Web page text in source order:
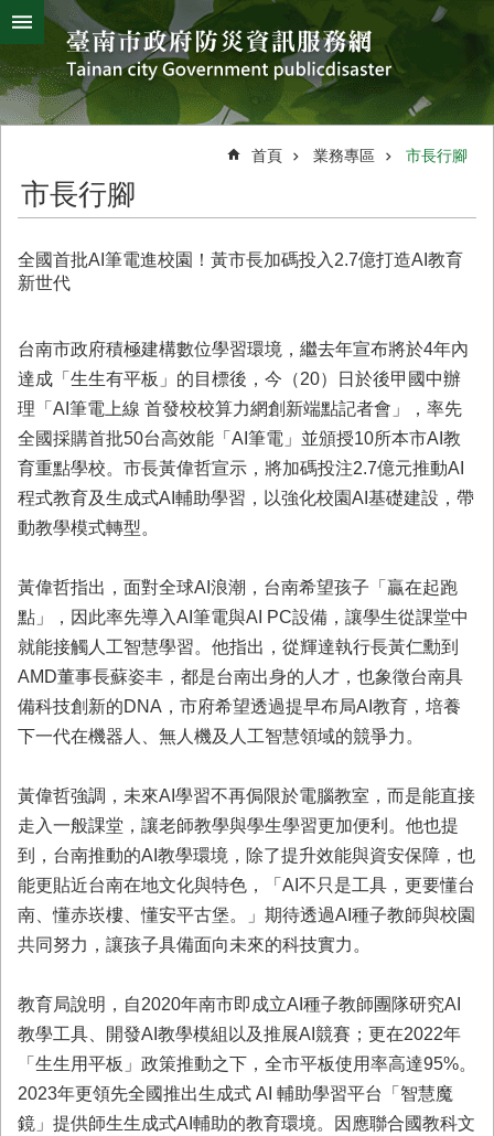
跳到主要內容區塊
搜
尋
進
階
搜
熱
字
颱
風
災
害
救
辦
簡
介
災
防
新
聞
業
區
便
民
服
務
導
覽
回
首
頁
市
首
頁
首頁 業務專區 市長行腳
市長行腳
全國首批AI筆電進校園！黃市長加碼投入2.7億打造AI教育
新世代
台南市政府積極建構數位學習環境，繼去年宣布將於4年內
達成「生生有平板」的目標後，今（20）日於後甲國中辦
理「AI筆電上線 首發校校算力網創新端點記者會」，率先
全國採購首批50台高效能「AI筆電」並頒授10所本市AI教
育重點學校。市長黃偉哲宣示，將加碼投注2.7億元推動AI
程式教育及生成式AI輔助學習，以強化校園AI基礎建設，帶
動教學模式轉型。
黃偉哲指出，面對全球AI浪潮，台南希望孩子「贏在起跑
點」，因此率先導入AI筆電與AI PC設備，讓學生從課堂中
就能接觸人工智慧學習。他指出，從輝達執行長黃仁勳到
AMD董事長蘇姿丰，都是台南出身的人才，也象徵台南具
備科技創新的DNA，市府希望透過提早布局AI教育，培養
下一代在機器人、無人機及人工智慧領域的競爭力。
黃偉哲強調，未來AI學習不再侷限於電腦教室，而是能直接
走入一般課堂，讓老師教學與學生學習更加便利。他也提
到，台南推動的AI教學環境，除了提升效能與資安保障，也
能更貼近台南在地文化與特色，「AI不只是工具，更要懂台
南、懂赤崁樓、懂安平古堡。」期待透過AI種子教師與校園
共同努力，讓孩子具備面向未來的科技實力。
教育局說明，自2020年南市即成立AI種子教師團隊研究AI
教學工具、開發AI教學模組以及推展AI競賽；更在2022年
「生生用平板」政策推動之下，全市平板使用率高達95%。
2023年更領先全國推出生成式 AI 輔助學習平台「智慧魔
鏡」提供師生生成式AI輔助的教育環境。因應聯合國教科文